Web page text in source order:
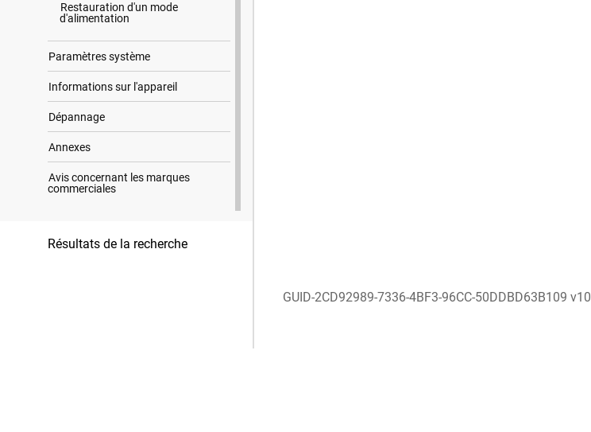
Restauration d'un mode
d'alimentation
Paramètres système
Informations sur l'appareil
Dépannage
Annexes
Avis concernant les marques
commerciales
Résultats de la recherche
GUID-2CD92989-7336-4BF3-96CC-50DDBD63B109 v10